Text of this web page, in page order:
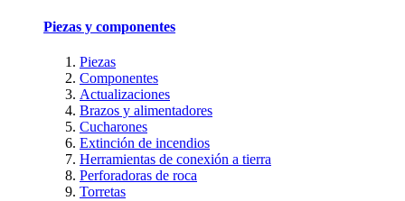
Piezas y componentes
Piezas
Componentes
Actualizaciones
Brazos y alimentadores
Cucharones
Extinción de incendios
Herramientas de conexión a tierra
Perforadoras de roca
Torretas